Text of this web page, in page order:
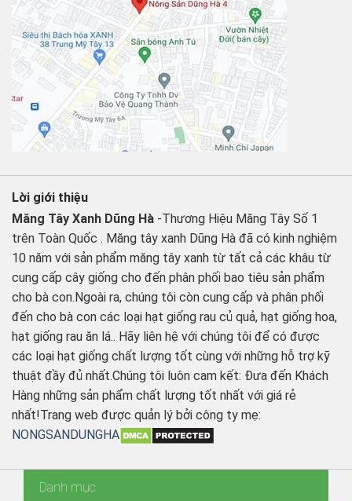
Lời giới thiệu
Măng Tây Xanh Dũng Hà -Thương Hiệu Măng Tây Số 1
trên Toàn Quốc . Măng tây xanh Dũng Hà đã có kinh nghiệm
10 năm với sản phẩm măng tây xanh từ tất cả các khâu từ
cung cấp cây giống cho đến phân phối bao tiêu sản phẩm
cho bà con.Ngoài ra, chúng tôi còn cung cấp và phân phối
đến cho bà con các loại hạt giống rau củ quả, hạt giống hoa,
hạt giống rau ăn lá.. Hãy liên hệ với chúng tôi để có được
các loại hạt giống chất lượng tốt cùng với những hỗ trợ kỹ
thuật đầy đủ nhất.Chúng tôi luôn cam kết: Đưa đến Khách
Hàng những sản phẩm chất lượng tốt nhất với giá rẻ
nhất!Trang web được quản lý bởi công ty mẹ:
NONGSANDUNGHA
Danh mục